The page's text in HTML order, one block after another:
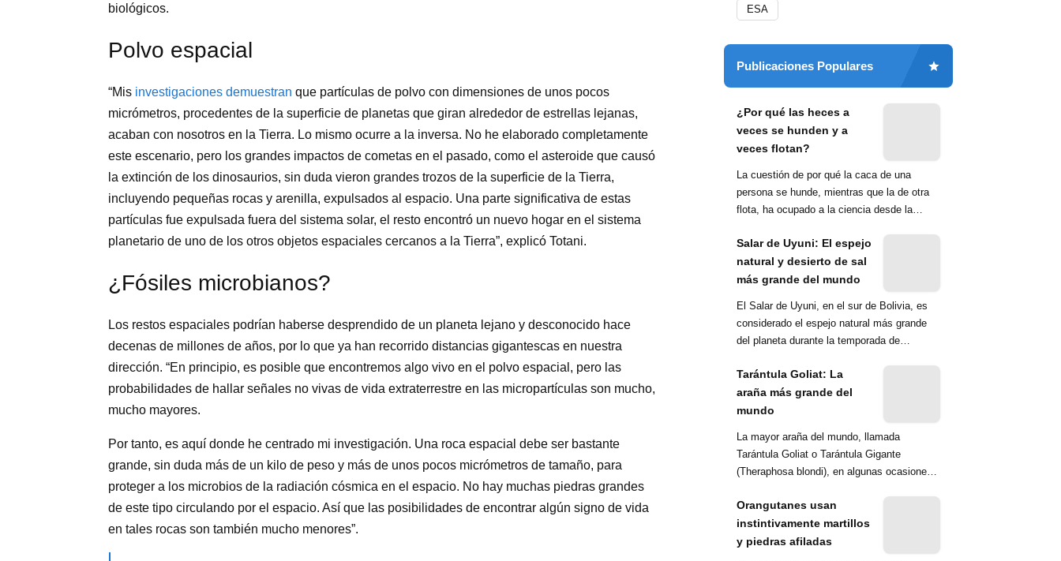
biológicos.
Polvo espacial
“Mis investigaciones demuestran que partículas de polvo con dimensiones de unos pocos
micrómetros, procedentes de la superficie de planetas que giran alrededor de estrellas lejanas,
acaban con nosotros en la Tierra. Lo mismo ocurre a la inversa. No he elaborado completamente
este escenario, pero los grandes impactos de cometas en el pasado, como el asteroide que causó
la extinción de los dinosaurios, sin duda vieron grandes trozos de la superficie de la Tierra,
incluyendo pequeñas rocas y arenilla, expulsados al espacio. Una parte significativa de estas
partículas fue expulsada fuera del sistema solar, el resto encontró un nuevo hogar en el sistema
planetario de uno de los otros objetos espaciales cercanos a la Tierra”, explicó Totani.
¿Fósiles microbianos?
Los restos espaciales podrían haberse desprendido de un planeta lejano y desconocido hace
decenas de millones de años, por lo que ya han recorrido distancias gigantescas en nuestra
dirección. “En principio, es posible que encontremos algo vivo en el polvo espacial, pero las
probabilidades de hallar señales no vivas de vida extraterrestre en las micropartículas son mucho,
mucho mayores.
Por tanto, es aquí donde he centrado mi investigación. Una roca espacial debe ser bastante
grande, sin duda más de un kilo de peso y más de unos pocos micrómetros de tamaño, para
proteger a los microbios de la radiación cósmica en el espacio. No hay muchas piedras grandes
de este tipo circulando por el espacio. Así que las posibilidades de encontrar algún signo de vida
en tales rocas son también mucho menores”.
ESA
Publicaciones Populares
¿Por qué las heces a
veces se hunden y a
veces flotan?
La cuestión de por qué la caca de una
persona se hunde, mientras que la de otra
flota, ha ocupado a la ciencia desde la
Salar de Uyuni: El espejo
natural y desierto de sal
más grande del mundo
El Salar de Uyuni, en el sur de Bolivia, es
considerado el espejo natural más grande
del planeta durante la temporada de
Tarántula Goliat: La
araña más grande del
mundo
La mayor araña del mundo, llamada
Tarántula Goliat o Tarántula Gigante
(Theraphosa blondi), en algunas ocasiones
Orangutanes usan
instintivamente martillos
y piedras afiladas